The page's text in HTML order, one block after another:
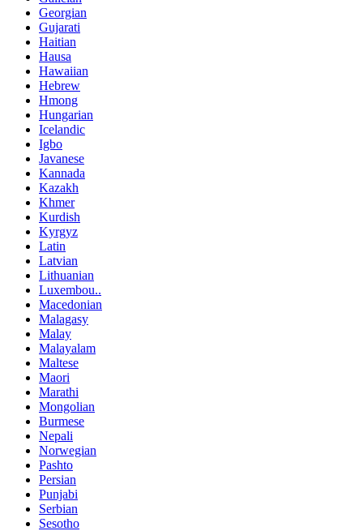
Georgian
Gujarati
Haitian
Hausa
Hawaiian
Hebrew
Hmong
Hungarian
Icelandic
Igbo
Javanese
Kannada
Kazakh
Khmer
Kurdish
Kyrgyz
Latin
Latvian
Lithuanian
Luxembou..
Macedonian
Malagasy
Malay
Malayalam
Maltese
Maori
Marathi
Mongolian
Burmese
Nepali
Norwegian
Pashto
Persian
Punjabi
Serbian
Sesotho